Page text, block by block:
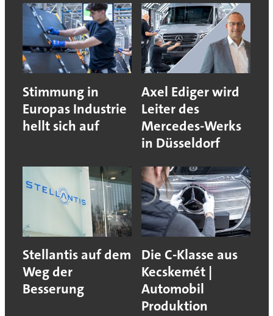
Stimmung in
Europas Industrie
hellt sich auf
Axel Ediger wird
Leiter des
Mercedes-Werks
in Düsseldorf
Stellantis auf dem
Weg der
Besserung
Die C-Klasse aus
Kecskemét |
Automobil
Produktion